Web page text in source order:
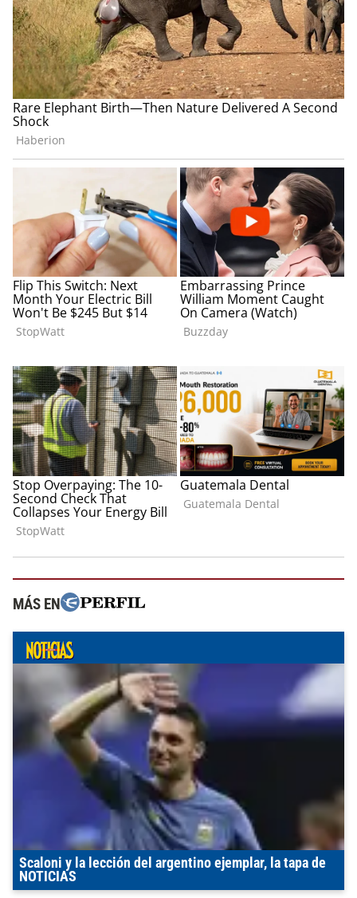
MÁS EN
Scaloni y la lección del argentino ejemplar, la tapa de
NOTICIAS